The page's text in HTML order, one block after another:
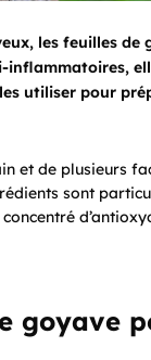
les feuilles de
utiliser pour
et de plusieurs
sont
goyave